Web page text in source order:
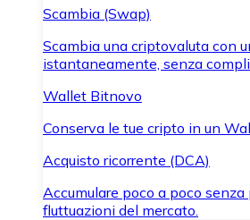
Scambia (Swap)
Scambia una criptovaluta con
istantaneamente, senza
Wallet Bitnovo
Conserva le tue cripto in un
Acquisto ricorrente (DCA)
Accumulare poco a poco
fluttuazioni del mercato.